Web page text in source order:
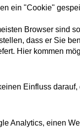
ein "Cookie"
Browser sind
dass er Sie
Hier kommen
Einfluss
Analytics, einen